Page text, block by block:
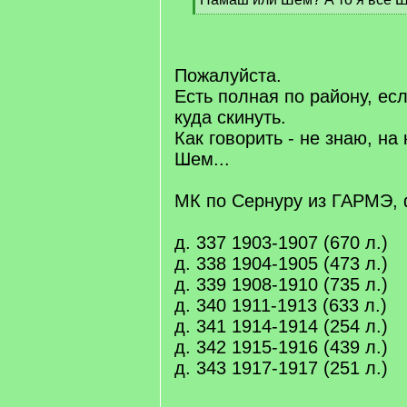
[
Пожалуйста.
Есть полная по району,
куда скинуть.
Как говорить - не знаю, на
Шем...
МК по Сернуру из ГАРМЭ,
д. 337 1903-1907 (670 л.)
д. 338 1904-1905 (473 л.)
д. 339 1908-1910 (735 л.)
д. 340 1911-1913 (633 л.)
д. 341 1914-1914 (254 л.)
д. 342 1915-1916 (439 л.)
д. 343 1917-1917 (251 л.)